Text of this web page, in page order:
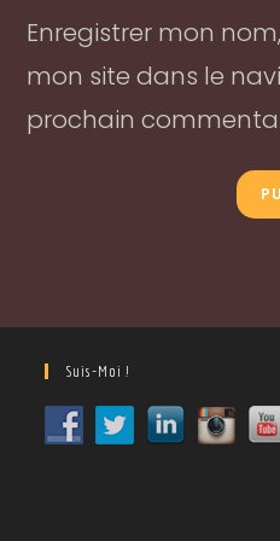
(optional)
Enregistrer mon
mon site dans le
prochain
Suis-Moi !